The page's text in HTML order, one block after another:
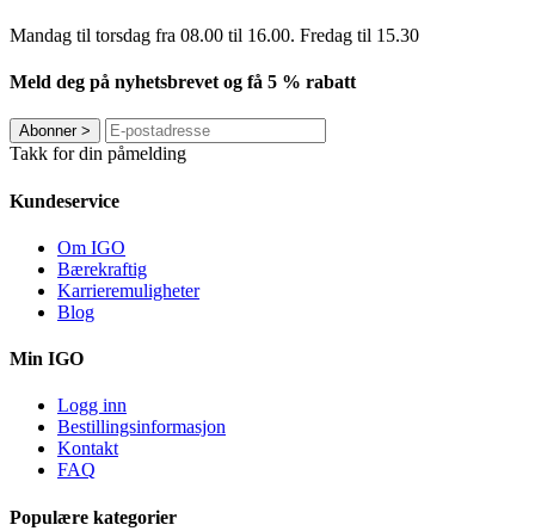
Mandag til torsdag ​​fra 08.00 til 16.00. Fredag til 15.30
Meld deg på nyhetsbrevet og få 5 % rabatt
Abonner>
Takk for din påmelding
Kundeservice
Om IGO
Bærekraftig
Karrieremuligheter
Blog
Min IGO
Logg inn
Bestillingsinformasjon
Kontakt
FAQ
Populære kategorier